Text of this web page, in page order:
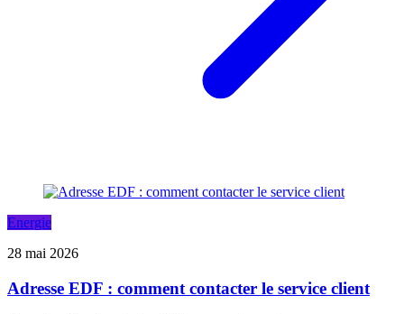
Energie
28 mai 2026
Adresse EDF : comment contacter le service client